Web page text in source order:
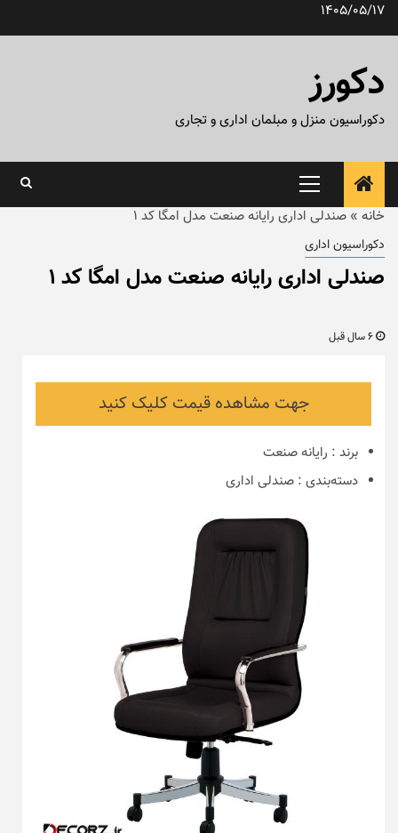
پرش1405/05/17
دکورز
دکوراسیون منزل و مبلمان اداری و تجاری
منوی
اصلی
خانه » صندلی اداری رایانه صنعت مدل امگا کد ۱
دکوراسیون اداری
صندلی اداری رایانه صنعت مدل امگا کد ۱
جهت مشاهده قیمت کلیک کنید
برند : رایانه صنعت
دسته‌بندی : صندلی اداری